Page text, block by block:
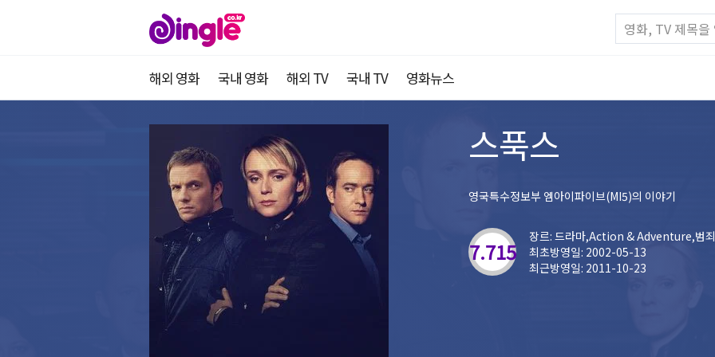
해외 영화 국내 영화 해외 TV 국내 TV 영화뉴스
스푹스
영국특수정보부 엠아이파이브(MI5)의 이야기
7.715
장르: 드라마,Action & Adventure,범죄
최초방영일: 2002-05-13
최근방영일: 2011-10-23